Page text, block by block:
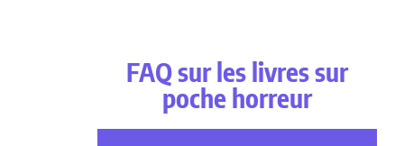
FAQ sur les livres sur
poche horreur